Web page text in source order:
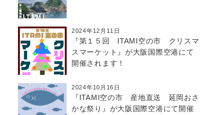
2024年12月11日
『第１５回 ITAMI空の市 クリスマ
スマーケット』が大阪国際空港にて
開催されます！
2024年10月16日
『ITAMI空の市 産地直送 延岡おさ
かな祭り』が大阪国際空港にて開催